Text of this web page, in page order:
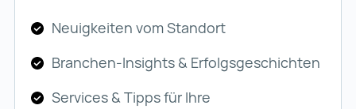
Neuigkeiten vom Standort
Branchen-Insights & Erfolgsgeschichten
Services & Tipps für Ihre